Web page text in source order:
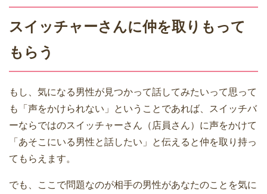
スイッチャーさんに仲を取りもって
もらう
もし、気になる男性が見つかって話してみたいって思って
も「声をかけられない」ということであれば、スイッチバ
ーならではのスイッチャーさん（店員さん）に声をかけて
「あそこにいる男性と話したい」と伝えると仲を取り持っ
てもらえます。
でも、ここで問題なのが相手の男性があなたのことを気に